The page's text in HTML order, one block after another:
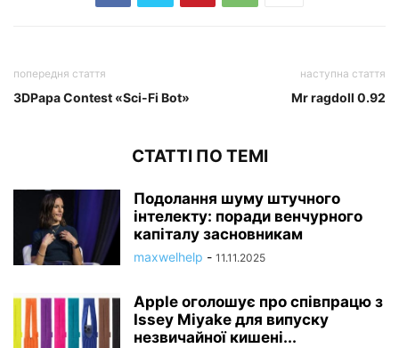
попередня стаття
3DPapa Contest «Sci-Fi Bot»
наступна стаття
Mr ragdoll 0.92
СТАТТІ ПО ТЕМІ
Подолання шуму штучного
інтелекту: поради венчурного
капіталу засновникам
maxwelhelp - 11.11.2025
Apple оголошує про співпрацю з
Issey Miyake для випуску
незвичайної кишені...